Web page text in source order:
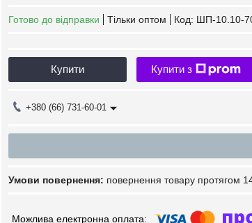
Готово до відправки Тільки оптом Код: ШП-10.10-
Купити Купити з
+380 (66) 731-60-01
повернення товару протягом